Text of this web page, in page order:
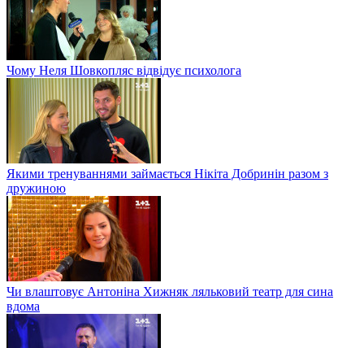
Чому Неля Шовкопляс відвідує психолога
Якими тренуваннями займається Нікіта Добринін разом з
дружиною
Чи влаштовує Антоніна Хижняк ляльковий театр для сина
вдома